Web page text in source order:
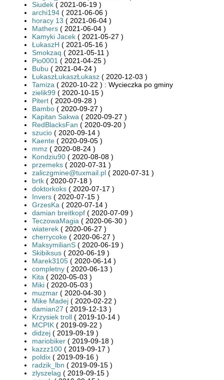
Siudek ( 2021-06-19 )
archi194 ( 2021-06-06 )
horacy 13 ( 2021-06-04 )
Mathers ( 2021-06-04 )
Kamyki Jacek ( 2021-05-27 )
ŁukaszH ( 2021-05-16 )
Smokzaq ( 2021-05-11 )
Pio0001 ( 2021-04-25 )
Bubu ( 2021-04-24 )
ŁukaszŁukaszŁukasz ( 2020-12-03 )
Tamiza ( 2020-10-22 ) : Wycieczka po gminy
zielik99 ( 2020-10-15 )
Pitert ( 2020-09-28 )
Bambo ( 2020-09-27 )
Kapitan Sakwa ( 2020-09-27 )
RedBlacksFan ( 2020-09-20 )
szucio ( 2020-09-14 )
Kaente ( 2020-09-05 )
mmz ( 2020-08-24 )
Kondziu90 ( 2020-08-08 )
przemeks ( 2020-07-31 )
zaliczgmine@tuxmail.pl ( 2020-07-31 )
brtk ( 2020-07-18 )
doktorkoks ( 2020-07-17 )
Invers ( 2020-07-15 )
GrzesKa ( 2020-07-14 )
damian breitkopf ( 2020-07-09 )
TeczowaMagia ( 2020-06-30 )
wiaterek ( 2020-06-27 )
cherrycoke ( 2020-06-27 )
MaksymilianS ( 2020-06-19 )
Skibiksus ( 2020-06-19 )
Marek3105 ( 2020-06-14 )
completny ( 2020-06-13 )
Kita ( 2020-05-03 )
Miki ( 2020-05-03 )
muzmar ( 2020-04-30 )
Mike Madej ( 2020-02-22 )
damian27 ( 2019-12-13 )
Krzysiek troll ( 2019-10-14 )
MCPIK ( 2019-09-22 )
didzej ( 2019-09-19 )
mariobiker ( 2019-09-18 )
kazzz100 ( 2019-09-17 )
poldix ( 2019-09-16 )
radzik_lbn ( 2019-09-15 )
zlyszelag ( 2019-09-15 )